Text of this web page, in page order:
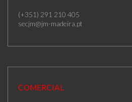
(+351) 291 210 405
secjm@jm-madeira.pt
COMERCIAL